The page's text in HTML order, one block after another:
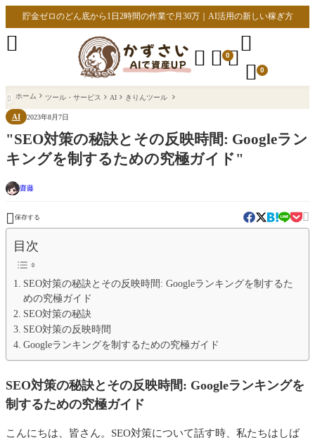
貯金ゼロのどん底から1日2時間の作業で月30万｜AI活用の新しい稼ぎ方
  0

 0

 ホーム ツール・サービス AI きりんツール
AI 2023年8月7日
"SEO対策の秘訣とその反映時間: Googleラン
キングを制するための究極ガイド"
齋藤
 保存する 
目次
SEO対策の秘訣とその反映時間: Googleランキングを制するた
めの究極ガイド
SEO対策の秘訣
SEO対策の反映時間
Googleランキングを制するための究極ガイド
SEO対策の秘訣とその反映時間: Googleランキングを
制するための究極ガイド
こんにちは、皆さん。SEO対策について話す時、私たちはしば